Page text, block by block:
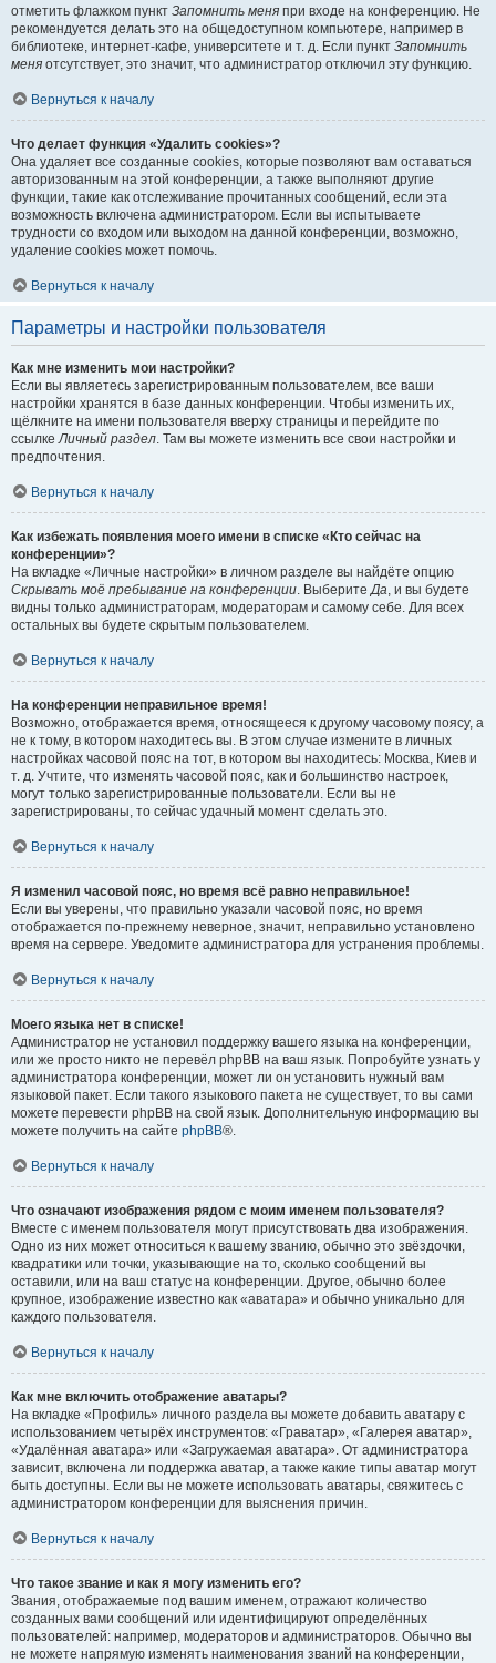
отметить флажком пункт Запомнить меня при входе на конференцию. Не
рекомендуется делать это на общедоступном компьютере, например в
библиотеке, интернет-кафе, университете и т. д. Если пункт Запомнить
меня отсутствует, это значит, что администратор отключил эту функцию.
Вернуться к началу
Что делает функция «Удалить cookies»?
Она удаляет все созданные cookies, которые позволяют вам оставаться
авторизованным на этой конференции, а также выполняют другие
функции, такие как отслеживание прочитанных сообщений, если эта
возможность включена администратором. Если вы испытываете
трудности со входом или выходом на данной конференции, возможно,
удаление cookies может помочь.
Вернуться к началу
Параметры и настройки пользователя
Как мне изменить мои настройки?
Если вы являетесь зарегистрированным пользователем, все ваши
настройки хранятся в базе данных конференции. Чтобы изменить их,
щёлкните на имени пользователя вверху страницы и перейдите по
ссылкеЛичный раздел. Там вы можете изменить все свои настройки и
предпочтения.
Вернуться к началу
Как избежать появления моего имени в списке «Кто сейчас на
конференции»?
На вкладке «Личные настройки» в личном разделе вы найдёте опцию
Скрывать моё пребывание на конференции. ВыберитеДа, и вы будете
видны только администраторам, модераторам и самому себе. Для всех
остальных вы будете скрытым пользователем.
Вернуться к началу
На конференции неправильное время!
Возможно, отображается время, относящееся к другому часовому поясу, а
не к тому, в котором находитесь вы. В этом случае измените в личных
настройках часовой пояс на тот, в котором вы находитесь: Москва, Киев и
т. д. Учтите, что изменять часовой пояс, как и большинство настроек,
могут только зарегистрированные пользователи. Если вы не
зарегистрированы, то сейчас удачный момент сделать это.
Вернуться к началу
Я изменил часовой пояс, но время всё равно неправильное!
Если вы уверены, что правильно указали часовой пояс, но время
отображается по-прежнему неверное, значит, неправильно установлено
время на сервере. Уведомите администратора для устранения проблемы.
Вернуться к началу
Моего языка нет в списке!
Администратор не установил поддержку вашего языка на конференции,
или же просто никто не перевёл phpBB на ваш язык. Попробуйте узнать у
администратора конференции, может ли он установить нужный вам
языковой пакет. Если такого языкового пакета не существует, то вы сами
можете перевести phpBB на свой язык. Дополнительную информацию вы
можете получить на сайте phpBB®.
Вернуться к началу
Что означают изображения рядом с моим именем пользователя?
Вместе с именем пользователя могут присутствовать два изображения.
Одно из них может относиться к вашему званию, обычно это звёздочки,
квадратики или точки, указывающие на то, сколько сообщений вы
оставили, или на ваш статус на конференции. Другое, обычно более
крупное, изображение известно как «аватара» и обычно уникально для
каждого пользователя.
Вернуться к началу
Как мне включить отображение аватары?
На вкладке «Профиль» личного раздела вы можете добавить аватару с
использованием четырёх инструментов: «Граватар», «Галерея аватар»,
«Удалённая аватара» или «Загружаемая аватара». От администратора
зависит, включена ли поддержка аватар, а также какие типы аватар могут
быть доступны. Если вы не можете использовать аватары, свяжитесь с
администратором конференции для выяснения причин.
Вернуться к началу
Что такое звание и как я могу изменить его?
Звания, отображаемые под вашим именем, отражают количество
созданных вами сообщений или идентифицируют определённых
пользователей: например, модераторов и администраторов. Обычно вы
не можете напрямую изменять наименования званий на конференции,